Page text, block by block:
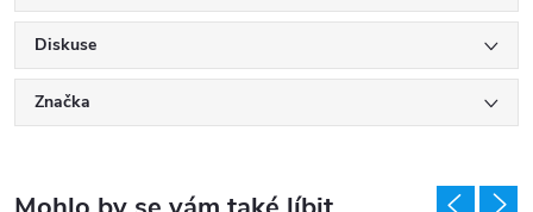
Diskuse
Značka